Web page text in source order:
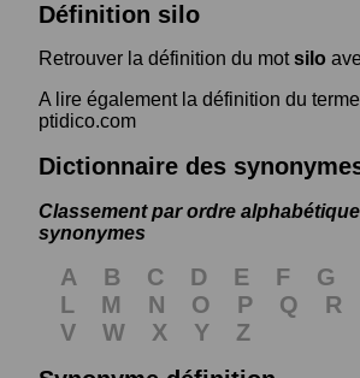
Définition silo
Retrouver la définition du motsilo
A lire également la définition du terme
ptidico.com
Dictionnaire des
Classement par ordre
synonymes
A B C D E F G
L
M N O P Q R
V
W X Y
Z